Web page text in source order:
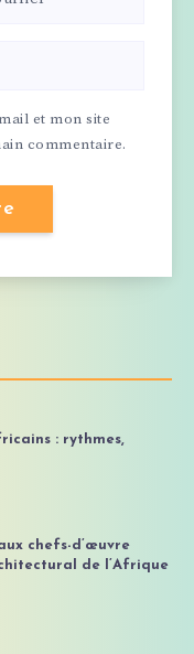
et mon site
commentaire.
: rythmes,
chefs-d’œuvre
de l’Afrique